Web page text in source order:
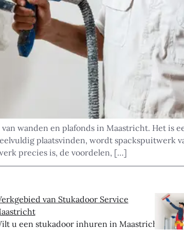
wanden en plafonds in Maastricht. Het is
plaatsvinden, wordt spackspuitwerk
precies is, de voordelen, […]
van Stukadoor Service
u een stukadoor inhuren in Maastricht?